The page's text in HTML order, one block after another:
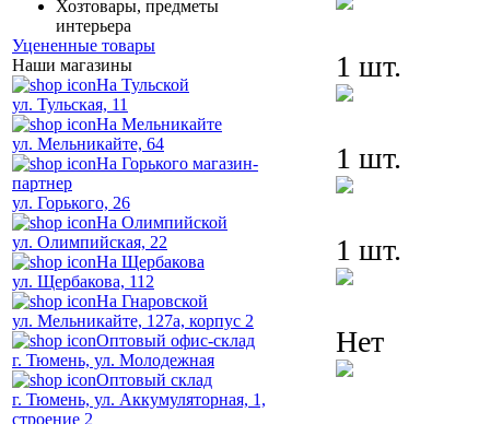
Хозтовары, предметы
интерьера
Уцененные товары
Наши магазины
На Тульской
ул. Тульская, 11
На Мельникайте
ул. Мельникайте, 64
На Горького магазин-
партнер
ул. Горького, 26
На Олимпийской
ул. Олимпийская, 22
На Щербакова
ул. Щербакова, 112
На Гнаровской
ул. Мельникайте, 127а, корпус 2
Оптовый офис-склад
г. Тюмень, ул. Молодежная
Оптовый склад
г. Тюмень, ул. Аккумуляторная, 1,
строение 2
1 шт.
1 шт.
1 шт.
Нет